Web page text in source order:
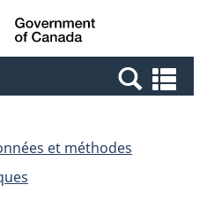
Passer
au
Passer
à
Canada
et
et méthodes